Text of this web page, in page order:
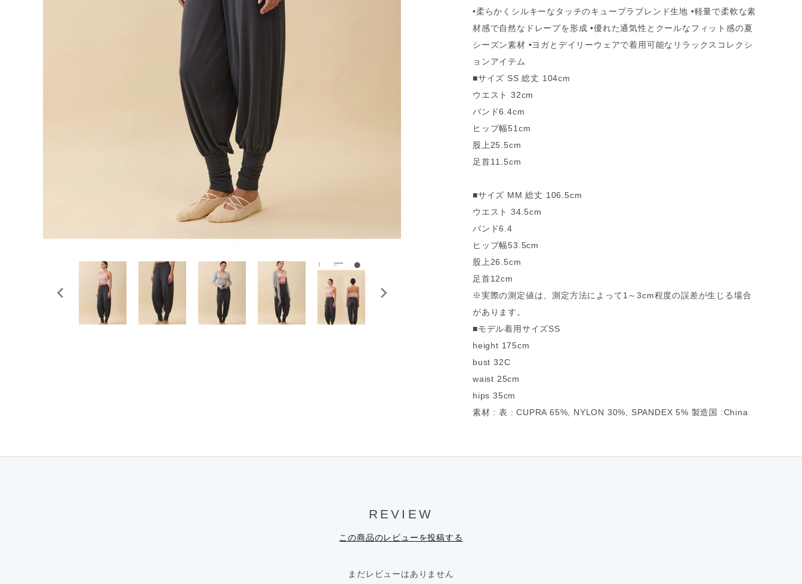
•柔らかくシルキーなタッチのキュープラブレンド生地 •軽量で柔軟な素
材感で自然なドレープを形成 •優れた通気性とクールなフィット感の夏
シーズン素材 •ヨガとデイリーウェアで着用可能なリラックスコレクシ
ョンアイテム
■サイズ SS 総丈 104cm
ウエスト 32cm
バンド6.4cm
ヒップ幅51cm
股上25.5cm
足首11.5cm
■サイズ MM 総丈 106.5cm
ウエスト 34.5cm
バンド6.4
ヒップ幅53.5cm
股上26.5cm
足首12cm
※実際の測定値は、測定方法によって1～3cm程度の誤差が生じる場合
があります。
■モデル着用サイズSS
height 175cm
bust 32C
waist 25cm
hips 35cm
素材 : 表 : CUPRA 65%, NYLON 30%, SPANDEX 5% 製造国 :China
REVIEW
この商品のレビューを投稿する
まだレビューはありません